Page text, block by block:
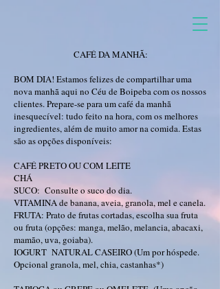
CAFÉ DA MANHÃ:
BOM DIA! Estamos felizes de compartilhar uma
nova manhã aqui no Céu de Boipeba com os nossos
clientes. Prepare-se para um café da manhã
inesquecível: tudo feito na hora, com os melhores
ingredientes, além de muito amor na comida. Estas
são as opções disponíveis:
CAFÉ PRETO OU COM LEITE
CHÁ
SUCO: Consulte o suco do dia.
VITAMINA de banana, aveia, granola, mel e canela.
FRUTA: Prato de frutas cortadas, escolha sua fruta
ou fruta (opções: manga, melão, melancia, abacaxi,
mamão, uva, goiaba).
IOGURT NATURAL CASEIRO (Um por hóspede.
Opcional granola, mel, chia, castanhas*)